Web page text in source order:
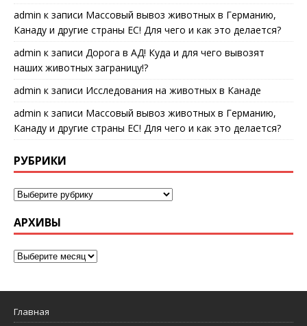
admin к записи Массовый вывоз животных в Германию,
Канаду и другие страны ЕС! Для чего и как это делается?
admin к записи Дорога в АД! Куда и для чего вывозят
наших животных заграницу!?
admin к записи Исследования на животных в Канаде
admin к записи Массовый вывоз животных в Германию,
Канаду и другие страны ЕС! Для чего и как это делается?
РУБРИКИ
АРХИВЫ
Главная